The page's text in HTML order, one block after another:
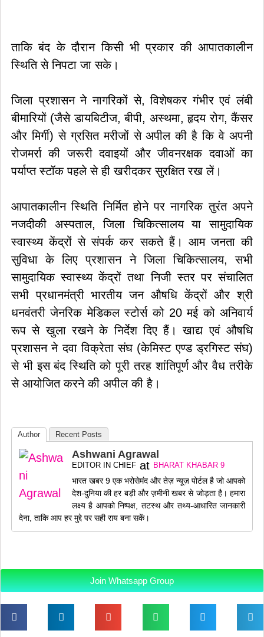
ताकि बंद के दौरान किसी भी प्रकार की आपातकालीन
स्थिति से निपटा जा सके।
जिला प्रशासन ने नागरिकों से, विशेषकर गंभीर एवं लंबी
बीमारियों (जैसे डायबिटीज, बीपी, अस्थमा, हृदय रोग, कैंसर
और मिर्गी) से ग्रसित मरीजों से अपील की है कि वे अपनी
रोजमर्रा की जरूरी दवाइयों और जीवनरक्षक दवाओं का
पर्याप्त स्टॉक पहले से ही खरीदकर सुरक्षित रख लें।
आपातकालीन स्थिति निर्मित होने पर नागरिक तुरंत अपने
नजदीकी अस्पताल, जिला चिकित्सालय या सामुदायिक
स्वास्थ्य केंद्रों से संपर्क कर सकते हैं। आम जनता की
सुविधा के लिए प्रशासन ने जिला चिकित्सालय, सभी
सामुदायिक स्वास्थ्य केंद्रों तथा निजी स्तर पर संचालित
सभी प्रधानमंत्री भारतीय जन औषधि केंद्रों और श्री
धनवंतरी जेनरिक मेडिकल स्टोर्स को 20 मई को अनिवार्य
रूप से खुला रखने के निर्देश दिए हैं। खाद्य एवं औषधि
प्रशासन ने दवा विक्रेता संघ (केमिस्ट एण्ड ड्रगिस्ट संघ)
से भी इस बंद स्थिति को पूरी तरह शांतिपूर्ण और वैध तरीके
से आयोजित करने की अपील की है।
Author Recent Posts
Ashwani Agrawal
EDITOR IN CHIEF at BHARAT KHABAR 9
भारत खबर 9 एक भरोसेमंद और तेज़ न्यूज़ पोर्टल है जो आपको
देश-दुनिया की हर बड़ी और ज़मीनी खबर से जोड़ता है। हमारा
लक्ष्य है आपको निष्पक्ष, तटस्थ और तथ्य-आधारित जानकारी
देना, ताकि आप हर मुद्दे पर सही राय बना सकें।
Join Whatsapp Group